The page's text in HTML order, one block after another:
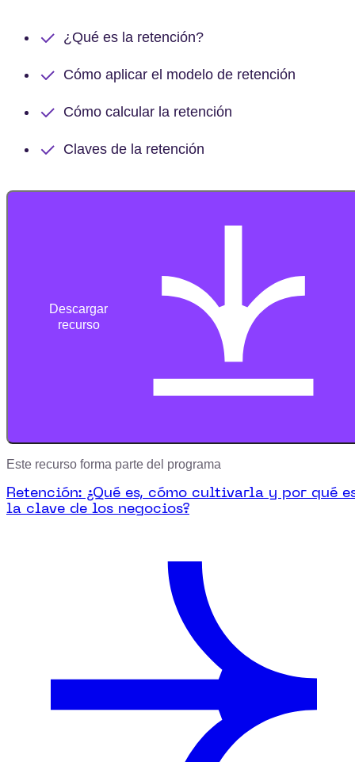
¿Qué es la retención?
Cómo aplicar el modelo de retención
Cómo calcular la retención
Claves de la retención
Descargar
recurso
Este recurso forma parte del programa
Retención: ¿Qué es, cómo cultivarla y por qué
la clave de los negocios?